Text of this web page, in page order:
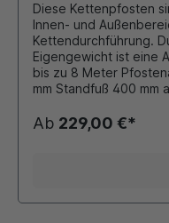
Diese Kettenpfosten
Innen- und
Kettendurchführung.
Eigengewicht ist eine
bis zu 8 Meter
mm Standfuß 400 mm
Fuß mit 8-10 kg Sand befüllbar 6er Set
x Kettenpfosten a
Schilder,
Ab 229,00 €*